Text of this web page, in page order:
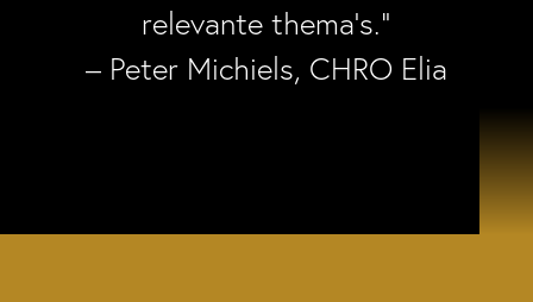
relevante thema’s.”
– Peter Michiels, CHRO Elia